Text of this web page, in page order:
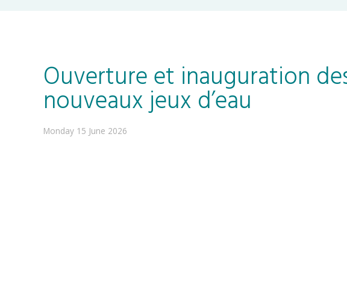
Ouverture et inauguration
nouveaux jeux d’eau
Monday 15 June 2026